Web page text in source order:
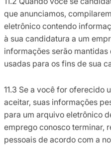
que anunciamos,
eletrônico contendo
à sua candidatura a um
informações serão mantidas
usadas para os fins de sua
11.3 Se a você for oferecido
aceitar, suas informações
para um arquivo eletrônico
emprego conosco terminar,
pessoais de acordo com a